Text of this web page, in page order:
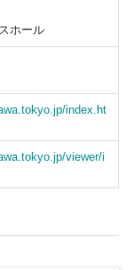
ホール
index.ht
viewer/i